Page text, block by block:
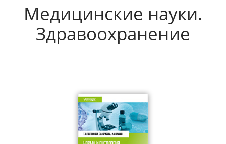
Медицинские науки.
Здравоохранение